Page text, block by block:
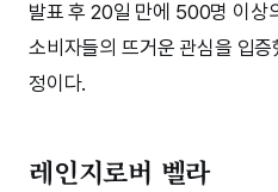
발표 후 20일 만에 500명 이상
소비자들의 뜨거운 관심을 입
정이다.
레인지로버 벨라